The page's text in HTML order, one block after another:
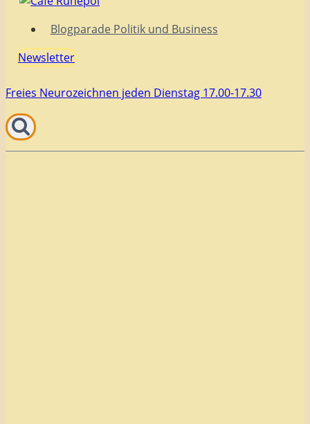
Blogparade Politik und Business
Newsletter
Freies Neurozeichnen jeden Dienstag 17.00-17.30